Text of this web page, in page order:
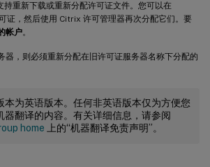
重新下载或重新分配许可证文件。您可以在
证，然后使用 Citrix 许可管理器再次分配它们。要
帐户。
器，则必须重新分配在旧许可证服务器名称下分配的
本为英语版本。任何非英语版本仅为方便您
器翻译的内容。有关详细信息，请参阅
home 上的“机器翻译免责声明”。